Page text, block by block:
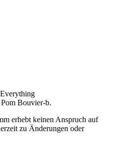
Bouvier-b.
erhebt keinen Anspruch auf
zu Änderungen oder